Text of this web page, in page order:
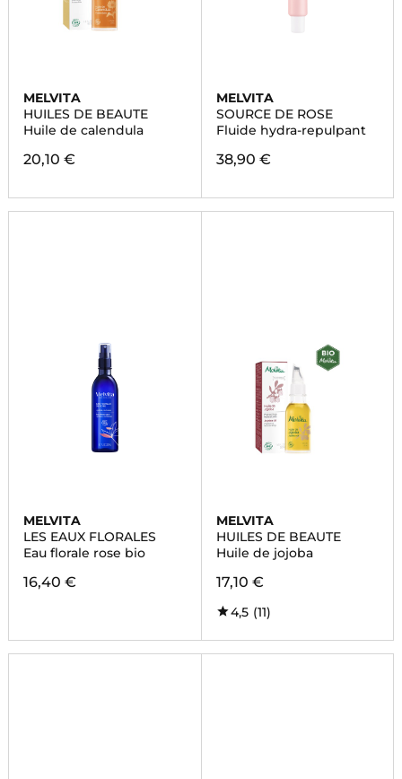
MELVITA
HUILES DE BEAUTE
Huile de calendula
20,10 €
MELVITA
SOURCE DE ROSE
Fluide hydra-repulpant
38,90 €
MELVITA
LES EAUX FLORALES
Eau florale rose bio
16,40 €
MELVITA
HUILES DE BEAUTE
Huile de jojoba
17,10 €
4,5 (11)